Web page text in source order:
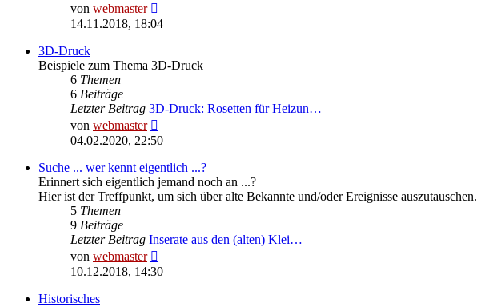
von webmaster
Beitrag
14.11.2018, 18:04
3D-Druck
Beispiele zum Thema 3D-Druck
6 Themen
6 Beiträge
Letzter Beitrag 3D-Druck: Rosetten für Heizun…
von webmaster
Beitrag
04.02.2020, 22:50
Suche ... wer kennt eigentlich ...?
Erinnert sich eigentlich jemand noch an ...?
Hier ist der Treffpunkt, um sich über alte Bekannte und/oder Ereignisse auszutauschen.
5 Themen
9 Beiträge
Letzter Beitrag Inserate aus den (alten) Klei…
von webmaster
Beitrag
10.12.2018, 14:30
Historisches